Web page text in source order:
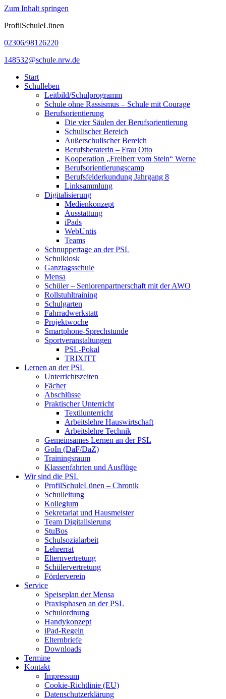
Zum Inhalt springen
ProfilSchuleLünen
02306/98126220
148532@schule.nrw.de
Start
Schulleben
Leitbild/Schulprogramm
Schule ohne Rassismus – Schule mit Courage
Berufsorientierung
Die vier Säulen der Berufsorientierung
Schulischer Bereich
Außerschulischer Bereich
Berufsberaterin – Frau Otto
Kooperation „Freiherr vom Stein“ Werne
Berufsorientierungscamp
Berufsfelderkundung Jahrgang 8
Linksammlung
Digitalisierung
Medienkonzept
Ausstattung
iPads
WebUntis
Teams
Schnuppertage an der PSL
Schulkiosk
Ganztagsschule
Mensa
Schüler – Seniorenpartnerschaft mit der AWO
Rollstuhltraining
Schulgarten
Fahrradwerkstatt
Projektwoche
Smartphone-Sprechstunde
Sportveranstaltungen
PSL-Pokal
TRIXITT
Lernen an der PSL
Unterrichtszeiten
Fächer
Abschlüsse
Praktischer Unterricht
Textilunterricht
Arbeitslehre Hauswirtschaft
Arbeitslehre Technik
Gemeinsames Lernen an der PSL​
GoIn (DaF/DaZ)
Trainingsraum
Klassenfahrten und Ausflüge
Wir sind die PSL
ProfilSchuleLünen – Chronik
Schulleitung
Kollegium
Sekretariat und Hausmeister
Team Digitalisierung
StuBos
Schulsozialarbeit
Lehrerrat
Elternvertretung
Schülervertretung
Förderverein
Service
Speiseplan der Mensa
Praxisphasen an der PSL
Schulordnung
Handykonzept
iPad-Regeln
Elternbriefe
Downloads
Termine
Kontakt
Impressum
Cookie-Richtlinie (EU)
Datenschutzerklärung